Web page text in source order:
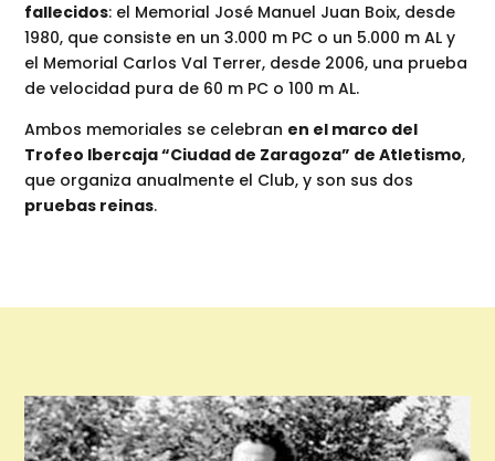
fallecidos: el Memorial José Manuel Juan Boix, desde
1980, que consiste en un 3.000 m PC o un 5.000 m AL y
el Memorial Carlos Val Terrer, desde 2006, una prueba
de velocidad pura de 60 m PC o 100 m AL.
Ambos memoriales se celebran en el marco del
Trofeo Ibercaja “Ciudad de Zaragoza” de Atletismo,
que organiza anualmente el Club, y son sus dos
pruebas reinas.